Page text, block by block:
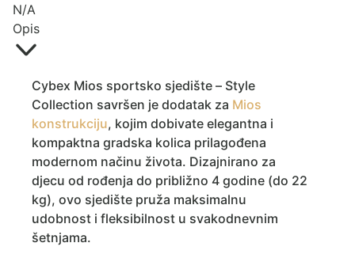
N/A
Opis
Cybex Mios sportsko sjedište – Style
Collection savršen je dodatak za Mios
konstrukciju, kojim dobivate elegantna i
kompaktna gradska kolica prilagođena
modernom načinu života. Dizajnirano za
djecu od rođenja do približno 4 godine (do 22
kg), ovo sjedište pruža maksimalnu
udobnost i fleksibilnost u svakodnevnim
šetnjama.